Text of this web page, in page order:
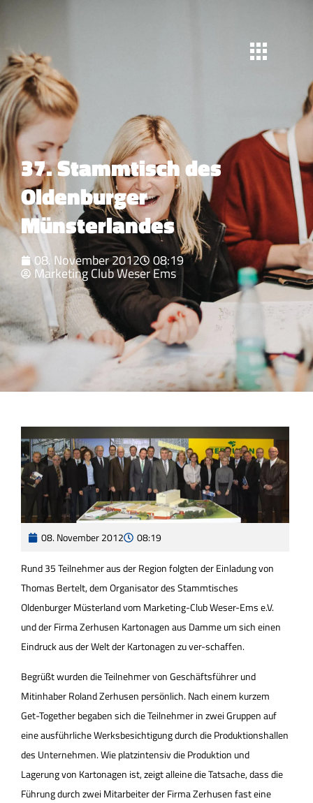
37. Stammtisch des
Oldenburger
Münsterlandes
08. November 2012 08:19
Marketing Club Weser Ems
08. November 2012 08:19
Rund 35 Teilnehmer aus der Region folgten der Einladung von
Thomas Bertelt, dem Organisator des Stammtisches
Oldenburger Müsterland vom Marketing-Club Weser-Ems e.V.
und der Firma Zerhusen Kartonagen aus Damme um sich einen
Eindruck aus der Welt der Kartonagen zu ver-schaffen.
Begrüßt wurden die Teilnehmer von Geschäftsführer und
Mitinhaber Roland Zerhusen persönlich. Nach einem kurzem
Get-Together begaben sich die Teilnehmer in zwei Gruppen auf
eine ausführliche Werksbesichtigung durch die Produktionshallen
des Unternehmen. Wie platzintensiv die Produktion und
Lagerung von Kartonagen ist, zeigt alleine die Tatsache, dass die
Führung durch zwei Mitarbeiter der Firma Zerhusen fast eine